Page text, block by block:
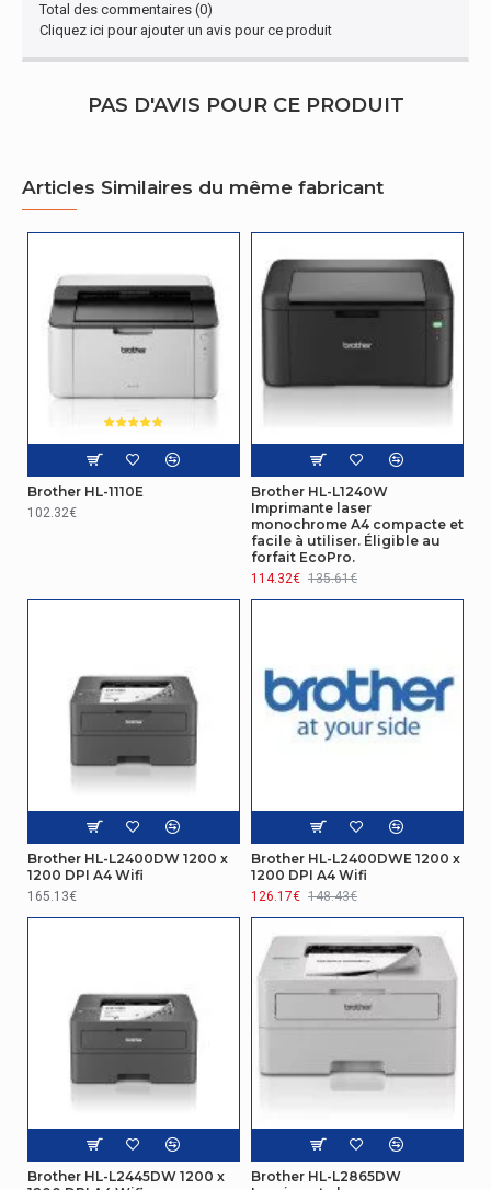
Écran
d'impression
Couleur Non
caractéristiques
Cycle de service
125000 pages par mois
Emballage
d'utilisation
Oui
Gestion d'énergie
Consommation
électrique (arrêt)
0,4 W
Autres caractéristiques
Nom du produit HL-L6300DW
Emballage
49,7 cm
l'emballage
42,7 cm
Total des commentaires (0)
Cliquez ici pour ajouter un avis pour ce produit
PAS D'AVIS POUR CE PRODUIT
Articles Similaires du même fabricant
Brother HL-1110E
102.32€
Brother HL-L1240W
Imprimante laser
monochrome A4 compacte et
facile à utiliser. Éligible au
forfait EcoPro.
114.32€ 135.61€
Brother HL-L2400DW 1200 x
1200 DPI A4 Wifi
165.13€
Brother HL-L2400DWE 1200 x
1200 DPI A4 Wifi
126.17€ 148.43€
Brother HL-L2445DW 1200 x
Brother HL-L2865DW